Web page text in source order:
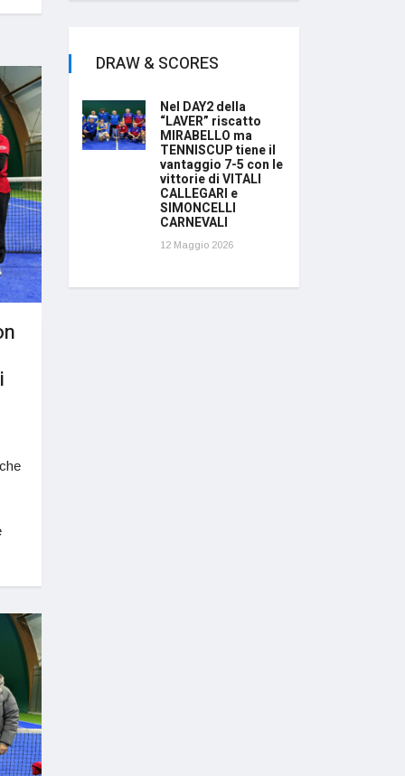
DRAW & SCORES
Nel DAY2 della
“LAVER” riscatto
MIRABELLO ma
TENNISCUP tiene il
vantaggio 7-5 con le
vittorie di VITALI
CALLEGARI e
SIMONCELLI
CARNEVALI
12 Maggio 2026